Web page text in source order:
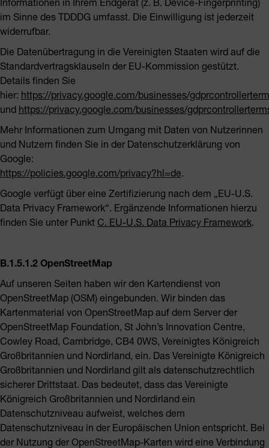
im Sinne des TDDDG umfasst. Die Einwilligung ist jederzeit
widerrufbar.
Die Datenübertragung in die Vereinigten Staaten wird auf die
Standardvertragsklauseln der EU-Kommission gestützt.
Details finden Sie
hier: https://privacy.google.com/businesses/
und https://privacy.google.com/businesses/
Mehr Informationen zum Umgang mit Daten von Nutzerinnen
und Nutzern finden Sie in der Datenschutzerklärung von
Google:
https://policies.google.com/privacy?hl=de.
Google verfügt über eine Zertifizierung nach dem „EU-U.S.
Data Privacy Framework“. Ergänzende Informationen hierzu
finden Sie unter Punkt C. EU-U.S. Data Privacy Framework.
B.1.5.1.2 OpenStreetMap
Auf unseren Seiten haben wir den Kartendienst von
OpenStreetMap (OSM) eingebunden. Wir binden das
Kartenmaterial von OpenStreetMap auf dem Server der
OpenStreetMap Foundation, St John’s Innovation Centre,
Cowley Road, Cambridge, CB4 0WS, Vereinigtes Königreich
Großbritannien und Nordirland, ein. Das Vereinigte Königreich
Großbritannien und Nordirland gilt als datenschutzrechtlich
sicherer Drittstaat. Das bedeutet, dass das Vereinigte
Königreich Großbritannien und Nordirland ein
Datenschutzniveau aufweist, welches dem
Datenschutzniveau in der Europäischen Union entspricht. Bei
der Nutzung der OpenStreetMap-Karten wird eine Verbindung